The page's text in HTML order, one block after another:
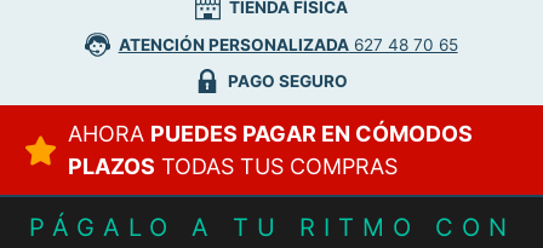
TIENDA FÍSICA
ATENCIÓN PERSONALIZADA627 48 70 65
PAGO SEGURO
AHORA PUEDES PAGAR EN CÓMODOS
PLAZOS TODAS TUS COMPRAS
PÁGALO A TU RITMO CON